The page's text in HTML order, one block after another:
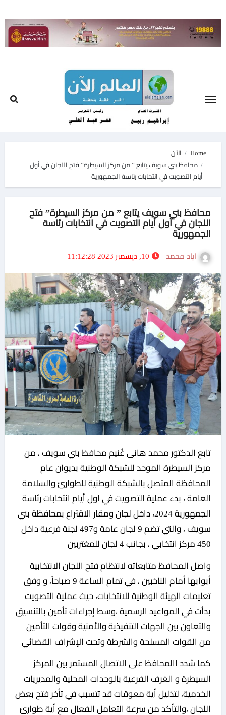
to
content
Home
الآن
محافظ بني سويف يتابع ” من مركز السيطرة” فتح اللجان في أول
أيام التصويت في انتخابات رئاسة الجمهورية
محافظ بني سويف يتابع ” من مركز السيطرة” فتح
اللجان في أول أيام التصويت في انتخابات رئاسة
الجمهورية
اياد محمد
تابع الدكتور محمد هانى غُنيم محافظ بني سويف ، من
مركز السيطرة الموحد للشبكة الوطنية بديوان عام
المحافظة المتصل بالشبكة الوطنية للطوارئ والسلامة
العامة ، بدء عملية التصويت في اول أيام انتخابات رئاسة
الجمهورية 2024، داخل لجان ومقار الاقتراع بمحافظة بني
سويف ، والتي تضم 9 لجان عامة و497 لجنة فرعية داخل
450 مركز انتخابي ، بجانب 4 لجان للمغتربين
واصل المحافظ متابعاته لانتظام فتح اللجان الانتخابية
أبوابها أمام الناخبين ، في تمام الساعة 9 صباحاً، و وفق
تعليمات الهيئة الوطنية للانتخابات، حيث عملية التصويت
بدأت في المواعيد الرسمية ،وسط إجراءات تأمين بالتنسيق
والتعاون بين الجهات التنفيذية والأمنية وقوات التأمين
من القوات المسلحة والشرطة وتحت الإشراف القضائي
كما شدد االمحافظ على الاتصال المستمر بين المركز
السيطرة و الغرف الفرعية بالوحدات المحلية والمديريات
الخدمية، لتذليل أية معوقات قد تتسبب في تأخر فتح بعض
اللجان ،والتأكد من سرعة التعامل الفعال مع أية طوارئ